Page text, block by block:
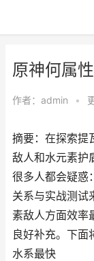
原神何属
作者： admin •
摘要：在探索提
敌人和水元素护
很多人都会疑惑
关系与实战测试
素敌人方面效率
良好补充。下面
水系最快